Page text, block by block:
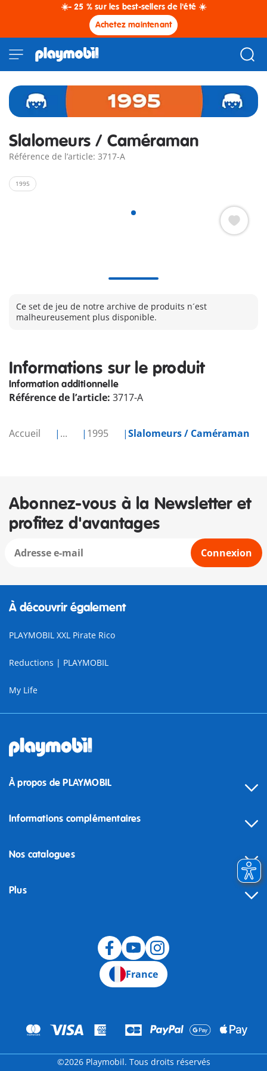
☀️- 25 % sur les best-sellers de l'été ☀️
Achetez maintenant
Accueil ... 1995 Slalomeurs / Caméraman
Slalomeurs / Caméraman
Référence de l’article: 3717-A
1995
Ce set de jeu de notre archive de produits n´est
malheureusement plus disponible.
Informations sur le produit
Information additionnelle
Référence de l’article: 3717-A
Abonnez-vous à la Newsletter et
profitez d'avantages
Connexion
À découvrir également
PLAYMOBIL XXL Pirate Rico
Reductions | PLAYMOBIL
My Life
À propos de PLAYMOBIL
Informations complémentaires
Nos catalogues
Plus
France
©2026 Playmobil. Tous droits réservés